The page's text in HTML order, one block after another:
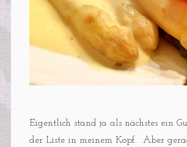
Eigentlich stand ja als nächstes ein
der Liste in meinem Kopf. Aber